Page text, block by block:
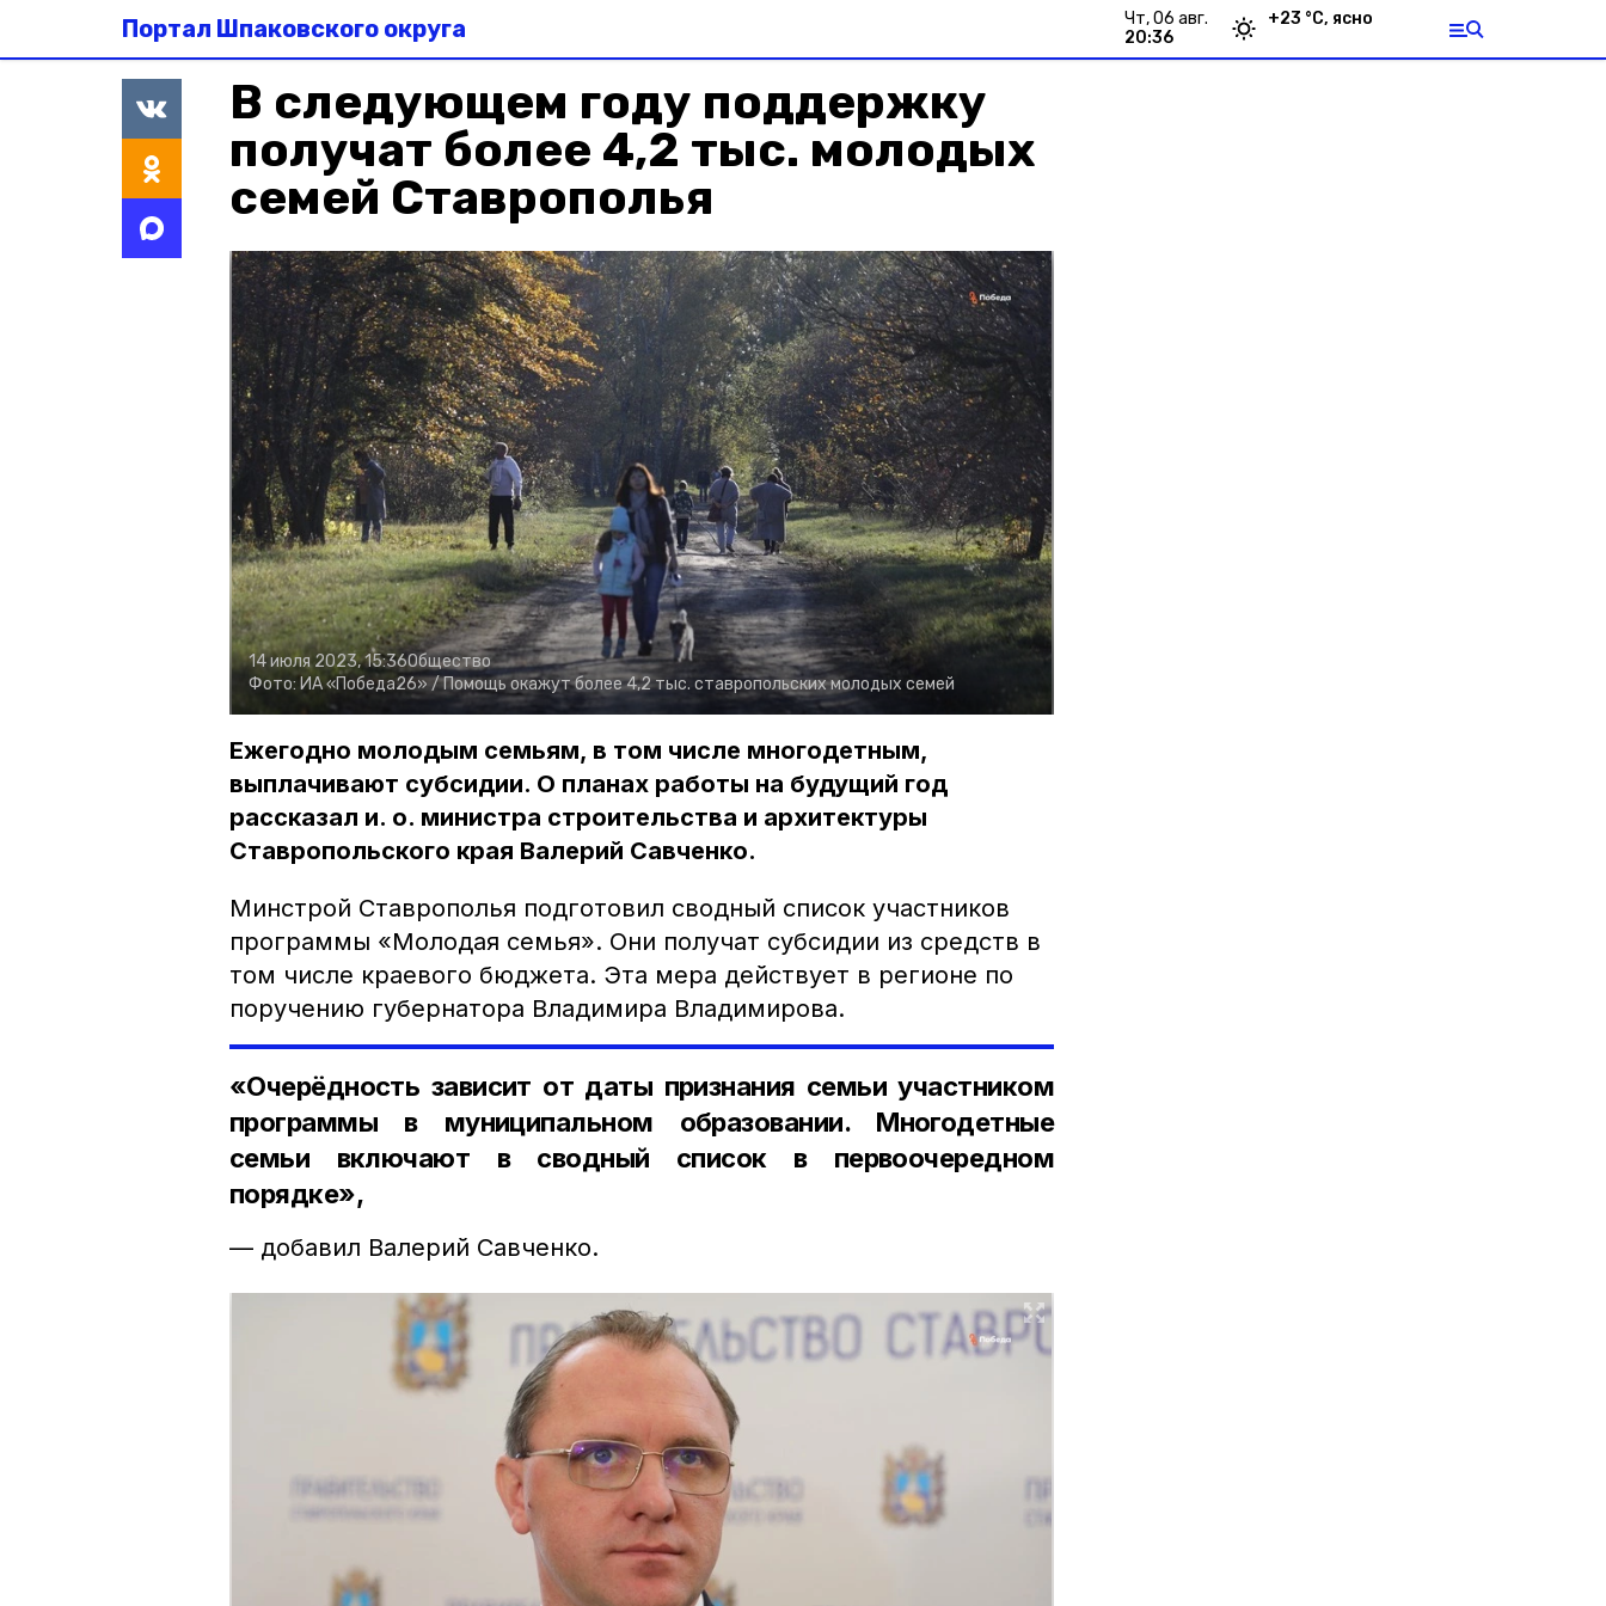
Портал Шпаковского округа
чт, 06 авг.
20:36
+23 °С, ясно
В следующем году поддержку
получат более 4,2 тыс. молодых
семей Ставрополья
14 июля 2023, 15:36Общество
Фото: ИА «Победа26» /Помощь окажут более 4,2 тыс. ставропольских молодых семей
Ежегодно молодым семьям, в том числе многодетным,
выплачивают субсидии. О планах работы на будущий год
рассказал и. о. министра строительства и архитектуры
Ставропольского края Валерий Савченко.
Минстрой Ставрополья подготовил сводный список участников
программы «Молодая семья». Они получат субсидии из средств в
том числе краевого бюджета. Эта мера действует в регионе по
поручению губернатора Владимира Владимирова.
«Очерёдность зависит от даты признания семьи участником
программы в муниципальном образовании. Многодетные
семьи включают в сводный список в первоочередном
порядке»,
— добавил Валерий Савченко.